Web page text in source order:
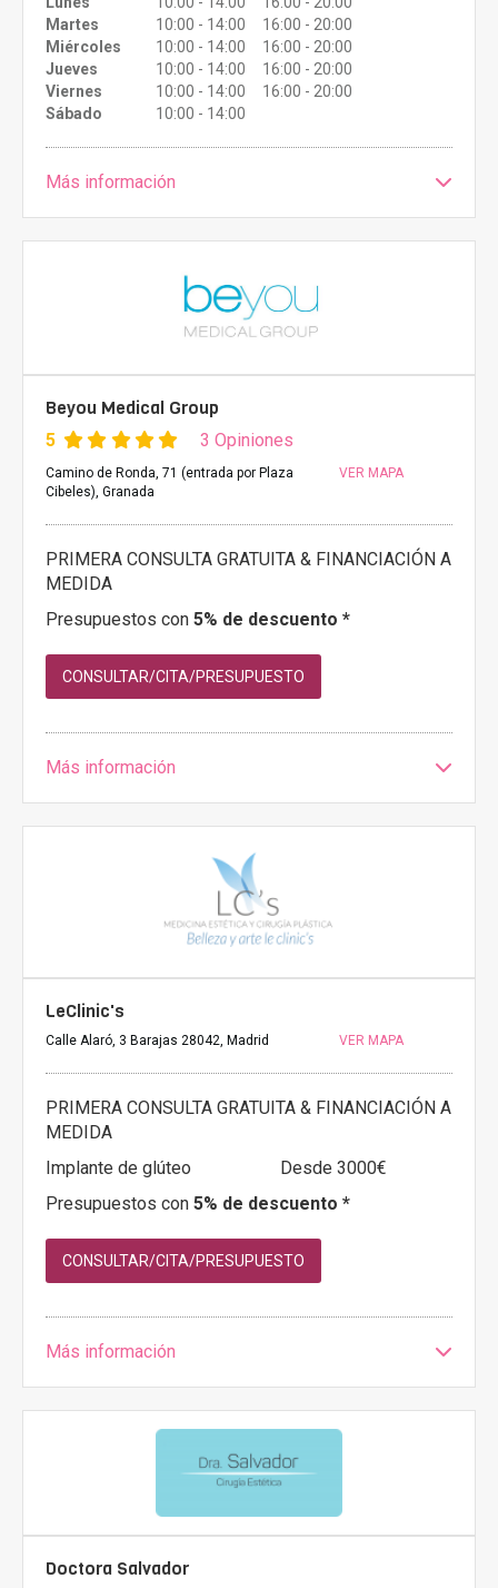
Martes
10:00 - 14:00 16:00 - 20:00
Miércoles
10:00 - 14:00 16:00 - 20:00
Jueves
10:00 - 14:00 16:00 - 20:00
Viernes
10:00 - 14:00 16:00 - 20:00
Sábado
10:00 - 14:00
Más información
Beyou Medical Group
5 3 Opiniones
Camino de Ronda, 71 (entrada por Plaza
Cibeles), Granada
VER MAPA
PRIMERA CONSULTA GRATUITA & FINANCIACIÓN A
MEDIDA
Presupuestos con 5% de descuento *
CONSULTAR/CITA/PRESUPUESTO
Más información
LeClinic's
Calle Alaró, 3 Barajas 28042, Madrid VER MAPA
PRIMERA CONSULTA GRATUITA & FINANCIACIÓN A
MEDIDA
Implante de glúteo
Desde 3000€
Presupuestos con 5% de descuento *
CONSULTAR/CITA/PRESUPUESTO
Más información
Doctora Salvador